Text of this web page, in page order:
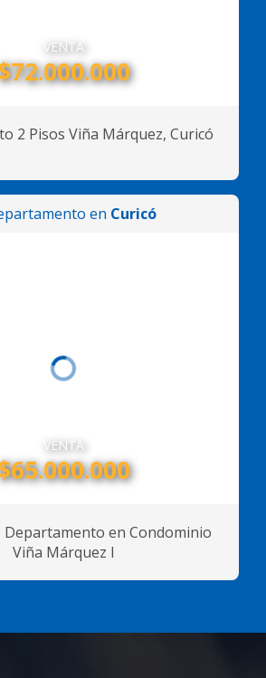
VENTA
2 Pisos Viña Márquez, Curicó
en Curicó
VENTA
Departamento en Condominio
Viña Márquez I